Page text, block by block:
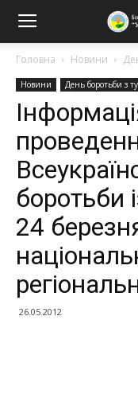
Головна Новини
Новини День боротьби з
боротьби
24
26.05.2012